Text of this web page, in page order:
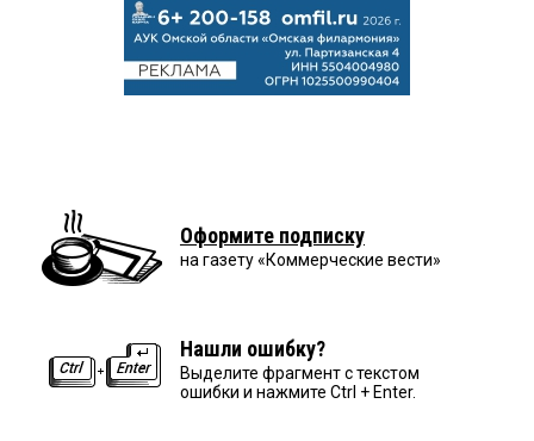
Оформите подписку
на газету «Коммерческие вести»
Нашли ошибку?
Выделите фрагмент с текстом
ошибки и нажмите Ctrl + Enter.